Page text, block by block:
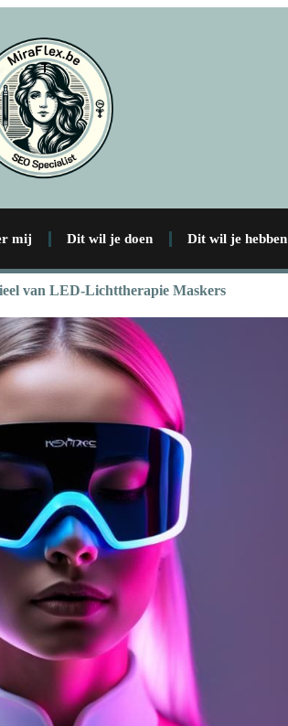
mij Dit wil je doen Dit wil je hebben
van LED-Lichttherapie Maskers